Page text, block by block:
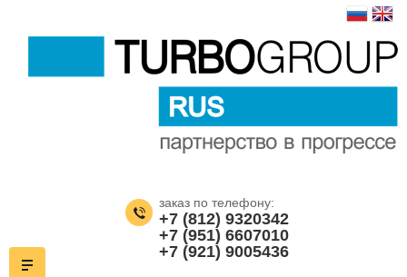
заказ по телефону:
+7 (812) 9320342
+7 (951) 6607010
+7 (921) 9005436